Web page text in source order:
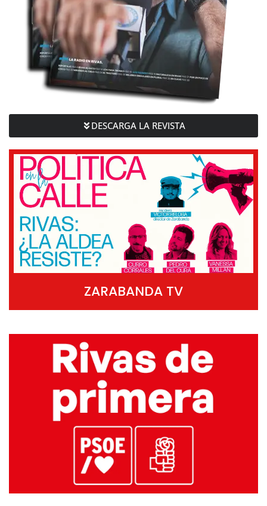
DESCARGA LA REVISTA
ZARABANDA TV